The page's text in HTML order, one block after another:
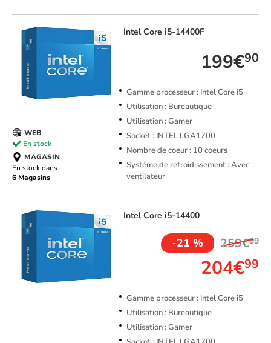
IntelCore i5-14400F
199€90
Gamme processeur : Intel Core i5
Utilisation : Bureautique
Utilisation : Gamer
Socket : INTEL LGA1700
Nombre de coeur : 10 coeurs
Systéme de refroidissement : Avec
ventilateur
WEB
En stock
MAGASIN
En stock dans
6 Magasins
IntelCore i5-14400
-21 % 259€99
204€99
Gamme processeur : Intel Core i5
Utilisation : Bureautique
Utilisation : Gamer